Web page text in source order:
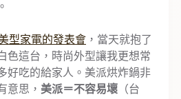
型家電的發表會 ，當天就抱了
色這台，時尚外型讓我更想常
好吃的給家人。美派烘炸鍋非
意思， 美派＝不容易壞 （台